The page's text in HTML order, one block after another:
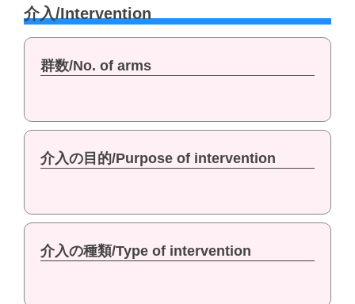
介入/Intervention
群数/No. of arms
介入の目的/Purpose of intervention
介入の種類/Type of intervention